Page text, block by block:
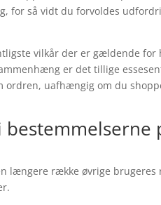
for så vidt du forvoldes
vilkår der er gældende for
er det tillige
ordren, uafhængig om du
bestemmelserne
længere række øvrige brugeres